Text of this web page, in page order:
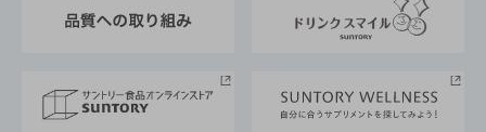
採用情報